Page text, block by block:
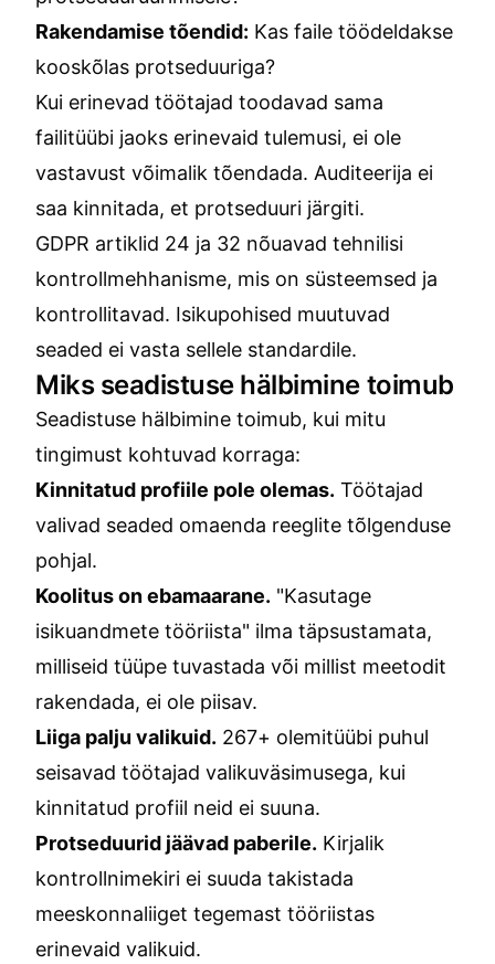
Rakendamise tõendid: Kas faile töödeldakse
kooskõlas protseduuriga?
Kui erinevad töötajad toodavad sama
failitüübi jaoks erinevaid tulemusi, ei ole
vastavust võimalik tõendada. Auditeerija ei
saa kinnitada, et protseduuri järgiti.
GDPR artiklid 24 ja 32 nõuavad tehnilisi
kontrollmehhanisme, mis on süsteemsed ja
kontrollitavad. Isikupohised muutuvad
seaded ei vasta sellele standardile.
Miks seadistuse hälbimine toimub
Seadistuse hälbimine toimub, kui mitu
tingimust kohtuvad korraga:
Kinnitatud profiile pole olemas. Töötajad
valivad seaded omaenda reeglite tõlgenduse
pohjal.
Koolitus on ebamaarane. "Kasutage
isikuandmete tööriista" ilma täpsustamata,
milliseid tüüpe tuvastada või millist meetodit
rakendada, ei ole piisav.
Liiga palju valikuid. 267+ olemitüübi puhul
seisavad töötajad valikuväsimusega, kui
kinnitatud profiil neid ei suuna.
Protseduurid jäävad paberile. Kirjalik
kontrollnimekiri ei suuda takistada
meeskonnaliiget tegemast tööriistas
erinevaid valikuid.